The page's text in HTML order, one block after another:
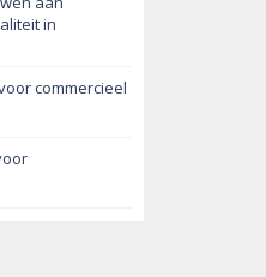
in
commercieel